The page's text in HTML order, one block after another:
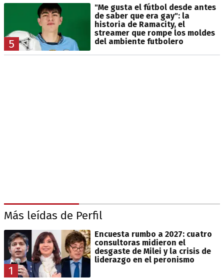
5
"Me gusta el fútbol desde antes
de saber que era gay": la
historia de Ramacity, el
streamer que rompe los moldes
del ambiente futbolero
Más leídas de Perfil
1
Encuesta rumbo a 2027: cuatro
consultoras midieron el
desgaste de Milei y la crisis de
liderazgo en el peronismo